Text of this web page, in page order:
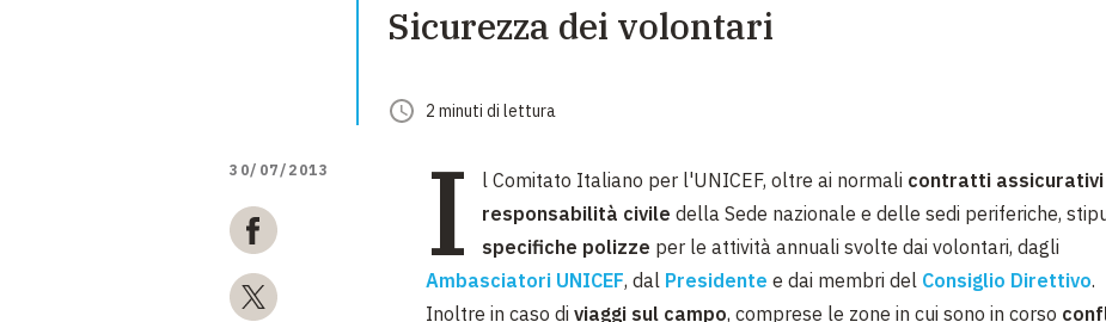
EMERGENZE
DIVERSI MODI PER DONARE. SCEGLI IL PIÙ
Sicurezza dei volontari
2 minuti di lettura
30/07/2013 I l Comitato Italiano per l'UNICEF, oltre ai normali contratti
responsabilità civile della Sede nazionale e delle sedi periferiche,
specifiche polizze per le attività annuali svolte dai volontari, dagli
Ambasciatori UNICEF, dal Presidente e dai membri del Consiglio Direttivo.
Inoltre in caso di viaggi sul campo, comprese le zone in cui sono in corso